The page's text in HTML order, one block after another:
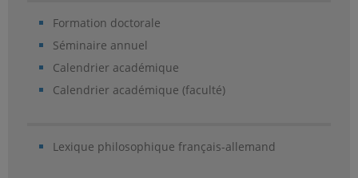
Formation doctorale
Séminaire annuel
Calendrier académique
Calendrier académique (faculté)
Lexique philosophique français-allemand